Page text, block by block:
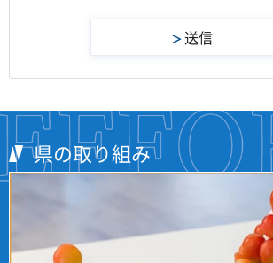
県の取り組み